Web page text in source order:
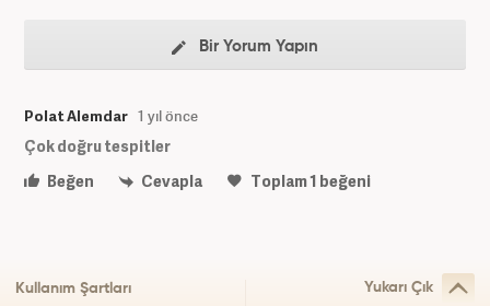
Bir Yorum Yapın
Polat Alemdar 1 yıl önce
Çok doğru tespitler
Beğen
Cevapla Toplam1 beğeni
Kullanım Şartları Yukarı Çık